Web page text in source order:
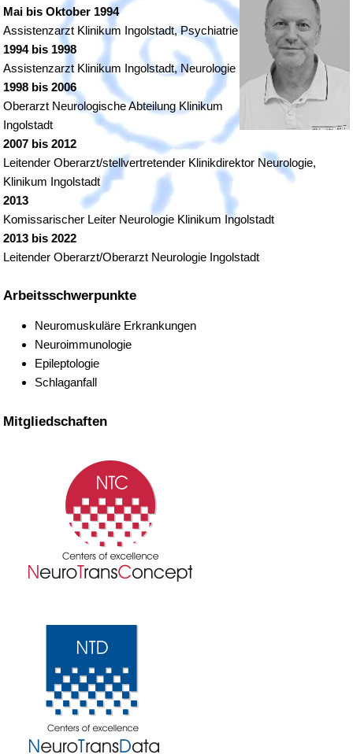
Mai bis Oktober 1994
Assistenzarzt Klinikum Ingolstadt, Psychiatrie
1994 bis 1998
Assistenzarzt Klinikum Ingolstadt, Neurologie
1998 bis 2006
Oberarzt Neurologische Abteilung Klinikum
Ingolstadt
2007 bis 2012
Leitender Oberarzt/stellvertretender Klinikdirektor Neurologie,
Klinikum Ingolstadt
2013
Komissarischer Leiter Neurologie Klinikum Ingolstadt
2013 bis 2022
Leitender Oberarzt/Oberarzt Neurologie Ingolstadt
Arbeitsschwerpunkte
Neuromuskuläre Erkrankungen
Neuroimmunologie
Epileptologie
Schlaganfall
Mitgliedschaften